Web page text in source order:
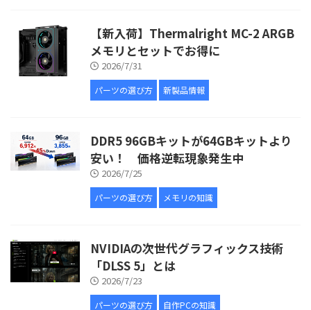
【新入荷】Thermalright MC-2 ARGB
メモリとセットでお得に
2026/7/31
パーツの選び方 新製品情報
DDR5 96GBキットが64GBキットより
安い！ 価格逆転現象発生中
2026/7/25
パーツの選び方 メモリの知識
NVIDIAの次世代グラフィックス技術
「DLSS 5」とは
2026/7/23
パーツの選び方 自作PCの知識